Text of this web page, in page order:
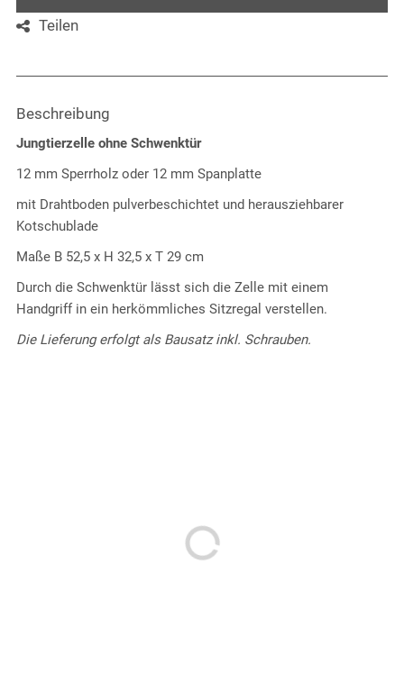
Teilen
Beschreibung
Jungtierzelle ohne Schwenktür
12 mm Sperrholz oder 12 mm Spanplatte
mit Drahtboden pulverbeschichtet und herausziehbarer
Kotschublade
Maße B 52,5 x H 32,5 x T 29 cm
Durch die Schwenktür lässt sich die Zelle mit einem
Handgriff in ein herkömmliches Sitzregal verstellen.
Die Lieferung erfolgt als Bausatz inkl. Schrauben.